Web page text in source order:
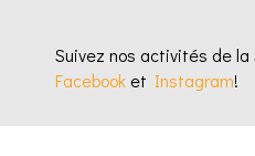
Suivez nos activités de la
Facebook et Instagram!